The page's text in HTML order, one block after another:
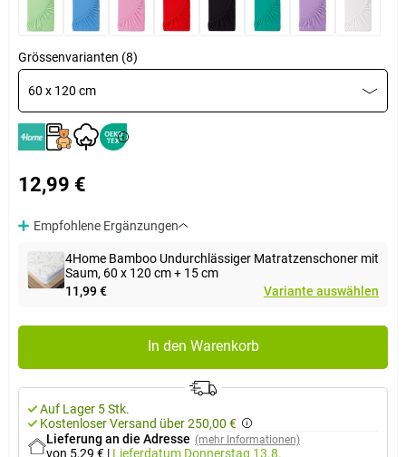
Grössenvarianten (8)
60 x 120 cm
12,99 €
Empfohlene Ergänzungen
4Home Bamboo Undurchlässiger Matratzenschoner mit
Saum, 60 x 120 cm + 15 cm
11,99 €
Variante auswählen
In den Warenkorb
Auf Lager 5 Stk.
Kostenloser Versand über 250,00 €
Lieferung an die Adresse (mehr Informationen)
von 5,29 € | Lieferdatum Donnerstag 13.8.